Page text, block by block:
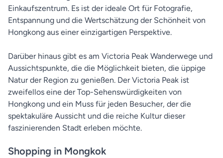
Einkaufszentrum. Es ist der ideale Ort für Fotografie,
Entspannung und die Wertschätzung der Schönheit von
Hongkong aus einer einzigartigen Perspektive.
Darüber hinaus gibt es am Victoria Peak Wanderwege und
Aussichtspunkte, die die Möglichkeit bieten, die üppige
Natur der Region zu genießen. Der Victoria Peak ist
zweifellos eine der Top-Sehenswürdigkeiten von
Hongkong und ein Muss für jeden Besucher, der die
spektakuläre Aussicht und die reiche Kultur dieser
faszinierenden Stadt erleben möchte.
Shopping in Mongkok